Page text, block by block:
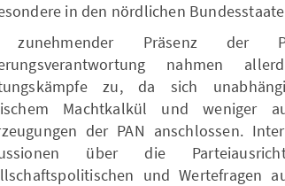
in den nördlichen
zunehmender Präsenz
nahmen
zu, da sich
m Machtkalkül und weniger
der PAN anschlossen.
über die
und Wertefragen